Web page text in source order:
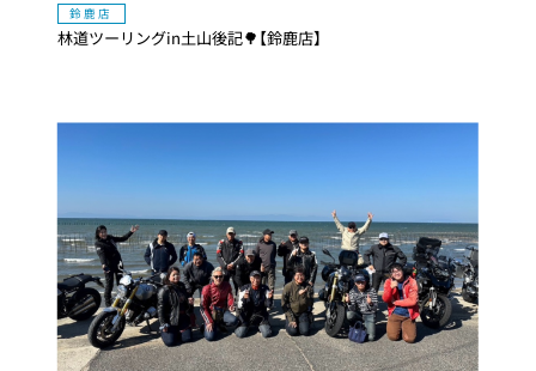
林道ツーリングin土山後記🌳【鈴鹿店】
鈴鹿店